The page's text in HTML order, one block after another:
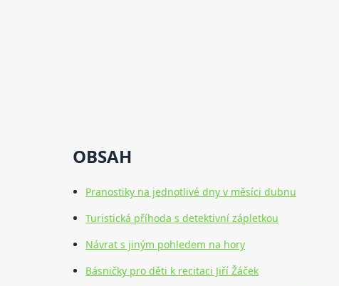
OBSAH
Pranostiky na jednotlivé dny v měsíci dubnu
Turistická příhoda s detektivní zápletkou
Návrat s jiným pohledem na hory
Básničky pro děti k recitaci Jiří Žáček